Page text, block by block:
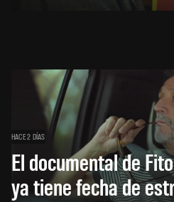
HACE 2 DÍAS
El documental de
ya tiene fecha de